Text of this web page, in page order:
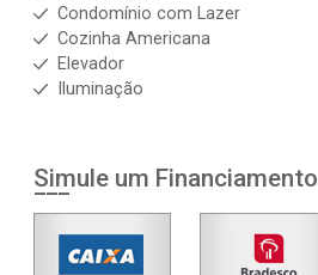
Condomínio com Lazer
Cozinha Americana
Elevador
Iluminação
Simule um Financiamento